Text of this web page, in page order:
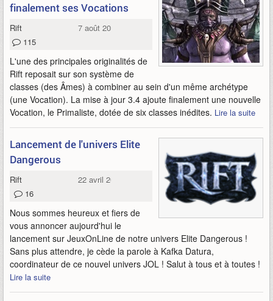
finalement ses Vocations
Rift
7 août 2015
115
L'une des principales originalités de
Rift reposait sur son système de
classes (des Âmes) à combiner au sein d'un même archétype
(une Vocation). La mise à jour 3.4 ajoute finalement une nouvelle
Vocation, le Primaliste, dotée de six classes inédites. Lire la suite
Lancement de l'univers Elite
Dangerous
Rift
22 avril 2015
16
Nous sommes heureux et fiers de
vous annoncer aujourd'hui le
lancement sur JeuxOnLine de notre univers Elite Dangerous !
Sans plus attendre, je cède la parole à Kafka Datura,
coordinateur de ce nouvel univers JOL ! Salut à tous et à toutes !
Lire la suite